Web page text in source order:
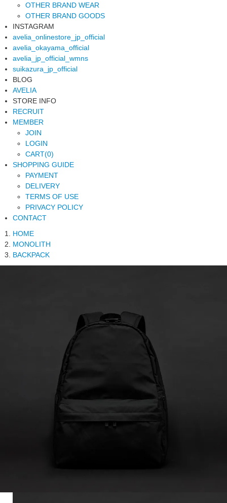
OTHER BRAND WEAR
OTHER BRAND GOODS
INSTAGRAM
avelia_onlinestore_jp_official
avelia_okayama_official
avelia_jp_official_wmns
suikazura_jp_official
BLOG
AVELIA
STORE INFO
RECRUIT
MEMBER
JOIN
LOGIN
CART(0)
SHOPPING GUIDE
PAYMENT
DELIVERY
TERMS OF USE
PRIVACY POLICY
CONTACT
HOME
MONOLITH
BACKPACK